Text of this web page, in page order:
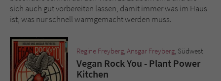
sich auch gut vorbereiten lassen, damit immer was im Haus
ist, was nur schnell warmgemacht werden muss.
Regine Freyberg Ansgar Freyberg , Südwest
Vegan Rock You - Plant Power
Kitchen
Anbieter Literatur-Couch Medien GmbH & Co. KG
Zweck
Dieses Cookie gewährleistet die
Kommunikation der Webseite mit dem
Benutzer. Es wird benötigt um z. B. den